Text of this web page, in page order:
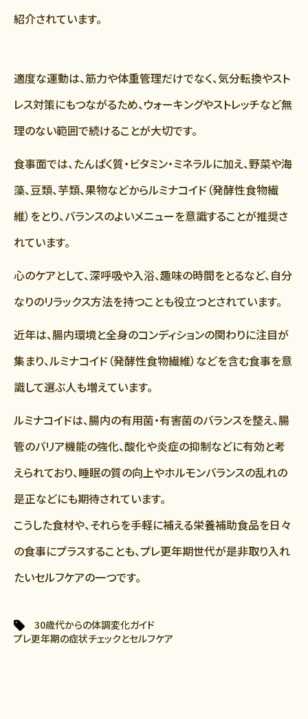
紹介されています。
適度な運動は、筋力や体重管理だけでなく、気分転換やスト
レス対策にもつながるため、ウォーキングやストレッチなど無
理のない範囲で続けることが大切です。
食事面では、たんぱく質・ビタミン・ミネラルに加え、野菜や海
藻、豆類、芋類、果物などからルミナコイド（発酵性食物繊
維）をとり、バランスのよいメニューを意識することが推奨さ
れています。
心のケアとして、深呼吸や入浴、趣味の時間をとるなど、自分
なりのリラックス方法を持つことも役立つとされています。
近年は、腸内環境と全身のコンディションの関わりに注目が
集まり、ルミナコイド（発酵性食物繊維）などを含む食事を意
識して選ぶ人も増えています。
ルミナコイドは、腸内の有用菌・有害菌のバランスを整え、腸
管のバリア機能の強化、酸化や炎症の抑制などに有効と考
えられており、睡眠の質の向上やホルモンバランスの乱れの
是正などにも期待されています。
こうした食材や、それらを手軽に補える栄養補助食品を日々
の食事にプラスすることも、プレ更年期世代が是非取り入れ
たいセルフケアの一つです。
Tags:
30歳代からの体調変化ガイド
プレ更年期の症状チェックとセルフケア